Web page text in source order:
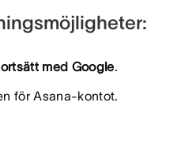
med Google.
för Asana-kontot.